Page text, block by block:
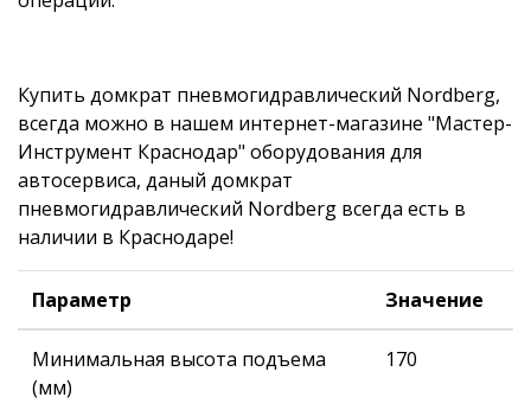
Купить домкрат пневмогидравлический Nordberg,
всегда можно в нашем интернет-магазине "Мастер-
Инструмент Краснодар" оборудования для
автосервиса, даный домкрат
пневмогидравлический Nordberg всегда есть в
наличии в Краснодаре!
Параметр Значение
Минимальная высота подъема
(мм)
170